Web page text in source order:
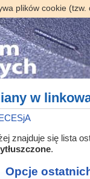
plików cookie
w
znajduje się lista
.
Opcje